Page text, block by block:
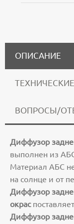
ОПИСАНИЕ
ВОПРОСЫ/
Диффузор
выполнен из
Материал АБС
на солнце и от
Диффузор
окрас
Диффузор